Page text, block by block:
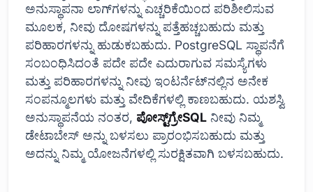
ಅನುಸ್ಥಾಪನಾ ಲಾಗ್‌ಗಳನ್ನು ಎಚ್ಚರಿಕೆಯಿಂದ ಪರಿಶೀಲಿಸುವ
ಮೂಲಕ, ನೀವು ದೋಷಗಳನ್ನು ಪತ್ತೆಹಚ್ಚಬಹುದು ಮತ್ತು
ಪರಿಹಾರಗಳನ್ನು ಹುಡುಕಬಹುದು. PostgreSQL ಸ್ಥಾಪನೆಗೆ
ಸಂಬಂಧಿಸಿದಂತೆ ಪದೇ ಪದೇ ಎದುರಾಗುವ ಸಮಸ್ಯೆಗಳು
ಮತ್ತು ಪರಿಹಾರಗಳನ್ನು ನೀವು ಇಂಟರ್ನೆಟ್‌ನಲ್ಲಿನ ಅನೇಕ
ಸಂಪನ್ಮೂಲಗಳು ಮತ್ತು ವೇದಿಕೆಗಳಲ್ಲಿ ಕಾಣಬಹುದು. ಯಶಸ್ವಿ
ಅನುಸ್ಥಾಪನೆಯ ನಂತರ, ಪೋಸ್ಟ್‌ಗ್ರೇSQL ನೀವು ನಿಮ್ಮ
ಡೇಟಾಬೇಸ್ ಅನ್ನು ಬಳಸಲು ಪ್ರಾರಂಭಿಸಬಹುದು ಮತ್ತು
ಅದನ್ನು ನಿಮ್ಮ ಯೋಜನೆಗಳಲ್ಲಿ ಸುರಕ್ಷಿತವಾಗಿ ಬಳಸಬಹುದು.